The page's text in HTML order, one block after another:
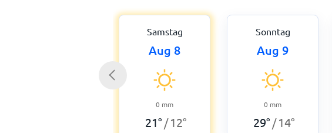
Samstag
Aug 8
0 mm
21° / 12°
Sonntag
Aug 9
0 mm
29° / 14°